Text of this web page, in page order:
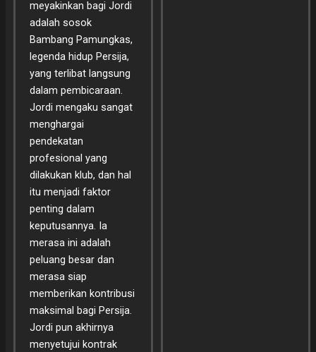
meyakinkan bagi Jordi
adalah sosok
Bambang Pamungkas,
legenda hidup Persija,
yang terlibat langsung
dalam pembicaraan.
Jordi mengaku sangat
menghargai
pendekatan
profesional yang
dilakukan klub, dan hal
itu menjadi faktor
penting dalam
keputusannya. Ia
merasa ini adalah
peluang besar dan
merasa siap
memberikan kontribusi
maksimal bagi Persija.
Jordi pun akhirnya
menyetujui kontrak